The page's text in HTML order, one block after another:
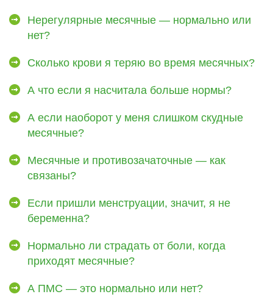
Нерегулярные месячные — нормально или
нет?
Сколько крови я теряю во время месячных?
А что если я насчитала больше нормы?
А если наоборот у меня слишком скудные
месячные?
Месячные и противозачаточные — как
связаны?
Если пришли менструации, значит, я не
беременна?
Нормально ли страдать от боли, когда
приходят месячные?
А ПМС — это нормально или нет?